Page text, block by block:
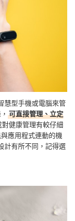
慧型手機或電腦來管
可直接管理、立定
健康管理有較仔細
應用程式連動的機
計有所不同，記得選